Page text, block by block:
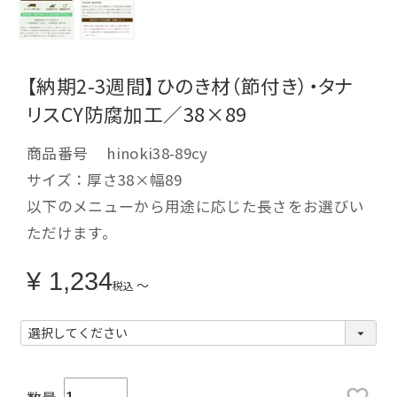
【納期2-3週間】ひのき材（節付き）・タナ
リスCY防腐加工／38×89
商品番号
hinoki38-89cy
サイズ：厚さ38×幅89
以下のメニューから用途に応じた長さをお選びい
ただけます。
¥ 1,234税込 〜